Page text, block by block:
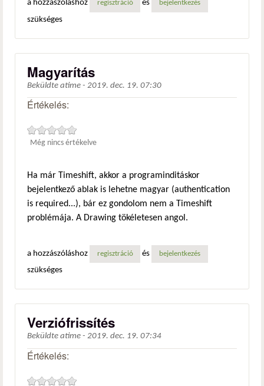
a hozzászóláshoz regisztráció és bejelentkezés
szükséges
Magyarítás
Beküldte atime - 2019. dec. 19. 07:30
Értékelés:
Még nincs értékelve
Ha már Timeshift, akkor a programinditáskor
bejelentkező ablak is lehetne magyar (authentication
is required...), bár ez gondolom nem a Timeshift
problémája. A Drawing tökéletesen angol.
a hozzászóláshoz regisztráció és bejelentkezés
szükséges
Verziófrissítés
Beküldte atime - 2019. dec. 19. 07:34
Értékelés: